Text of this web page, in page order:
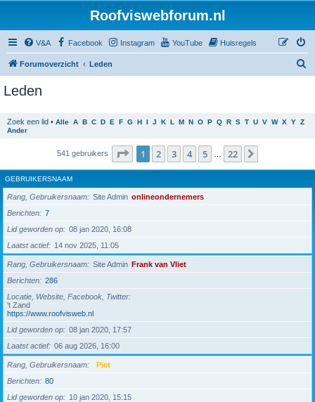
Roofviswebforum.nl
V&A Facebook Instagram YouTube Huisregels
Forumoverzicht Leden
Leden
Zoek een lid • Alle A B C D E F G H I J K L M N O P Q R S T U V W X Y Z
Ander
541 gebruikers Pagina van 22
1 2 3 4 5 22
GEBRUIKERSNAAM
Rang, Gebruikersnaam Site Admin onlineondernemers
Berichten
7
Lid geworden op
08 jan 2020, 16:08
Laatst actief
14 nov 2025, 11:05
Rang, Gebruikersnaam Site Admin Frank van Vliet
Berichten
286
Locatie, Website, Facebook, Twitter
't Zand
https://www.roofvisweb.nl
Lid geworden op
08 jan 2020, 17:57
Laatst actief
06 aug 2026, 16:00
Rang, Gebruikersnaam
Piet
Berichten
80
Lid geworden op
10 jan 2020, 15:15